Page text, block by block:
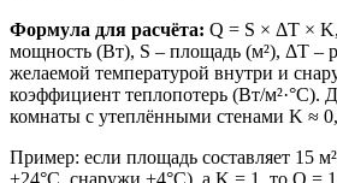
Формула для расчёта: Q = S × ΔT × K,
мощность (Вт), S – площадь (м²), ΔT –
желаемой температурой внутри и
коэффициент теплопотерь (Вт/м²·°C).
комнаты с утеплёнными стенами K ≈
Пример: если площадь составляет 15
+24°C, снаружи +4°C), а K = 1, то Q =